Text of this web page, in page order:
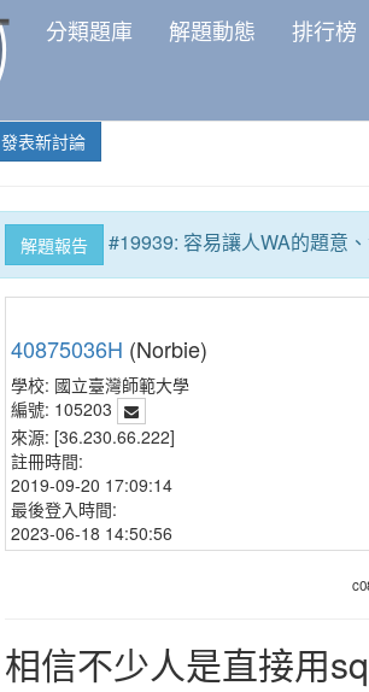
分類題庫 解題動態 排行榜
發表新討論
解題報告 #19939: 容易讓人WA的題意
40875036H (Norbie)
學校: 國立臺灣師範大學
編號: 105203
來源: [36.230.66.222]
註冊時間:
2019-09-20 17:09:14
最後登入時間:
2023-06-18 14:50:56
相信不少人是直接用